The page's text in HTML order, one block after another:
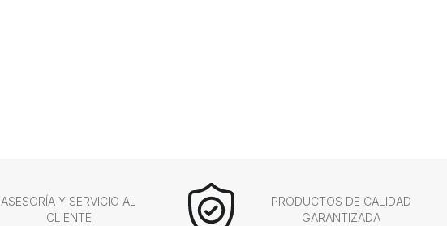
ASESORÍA Y SERVICIO AL
CLIENTE
PRODUCTOS DE CALIDAD
GARANTIZADA